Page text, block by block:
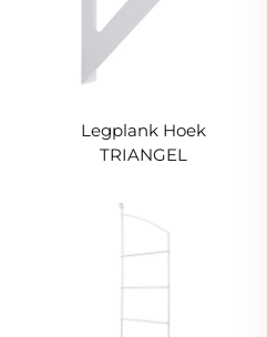
Legplank Hoek
TRIANGEL